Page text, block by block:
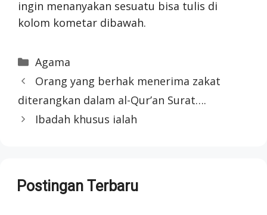
ingin menanyakan sesuatu bisa tulis di
kolom kometar dibawah.
Categories
Agama
Orang yang berhak menerima zakat
diterangkan dalam al-Qur’an Surat….
Ibadah khusus ialah
Postingan Terbaru